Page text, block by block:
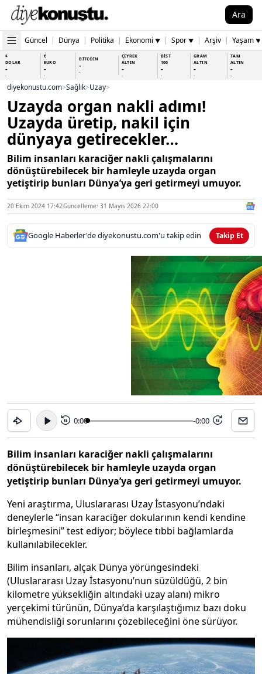
Ara
Güncel | Dünya | Politika | Ekonomi ▼ | Spor ▼ | Arşiv | Yaşam ▼
$
DOLAR
-
-
€
EURO
-
-
BİTCOİN
-
-
ÇEYREK
ALTIN
-
-
BİST
100
-
-
GRAM
ALTIN
-
-
TAM
ALTIN
-
-
diyekonustu.com>Sağlık>Uzay>
Uzayda organ nakli adımı!
Uzayda üretip, nakil için
dünyaya getirecekler…
Bilim insanları karaciğer nakli çalışmalarını
dönüştürebilecek bir hamleyle uzayda organ
yetiştirip bunları Dünya’ya geri getirmeyi umuyor.
20 Ekim 2024 17:42Güncelleme: 31 Mayıs 2026 22:00
Google Haberler'de diyekonustu.com'u takip edin Takip Et
15 0:00 -0:00 15
Bilim insanları karaciğer nakli çalışmalarını
dönüştürebilecek bir hamleyle uzayda organ
yetiştirip bunları Dünya’ya geri getirmeyi umuyor.
Yeni araştırma, Uluslararası Uzay İstasyonu’ndaki
deneylerle “insan karaciğer dokularının kendi kendine
birleşmesini” test ediyor; böylece tıbbi bağlamlarda
kullanılabilecekler.
Bilim insanları, alçak Dünya yörüngesindeki
(Uluslararası Uzay İstasyonu’nun süzüldüğü, 2 bin
kilometre yüksekliğin altındaki uzay alanı) mikro
yerçekimi türünün, Dünya’da karşılaştığımız bazı doku
mühendisliği sorunlarını çözebileceğini öne sürüyor.